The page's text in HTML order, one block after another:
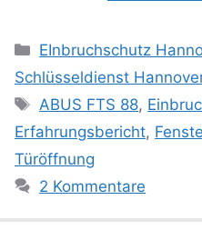
Kategorien
EInbruchschutz
Schlüsseldienst
Schlagwörter
ABUS FTS 88,
Erfahrungsbericht,
Türöffnung
2 Kommentare